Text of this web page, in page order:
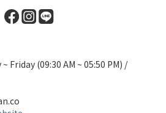
Friday (09:30 AM ~ 05:50 PM) /